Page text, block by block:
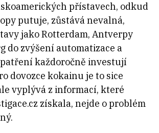
přístavech, odkud
putuje, zůstává nevalná,
jako Rotterdam, Antverpy
do zvýšení automatizace a
každoročně investují
dovozce kokainu je to sice
vyplývá z informací, které
získala, nejde o problém